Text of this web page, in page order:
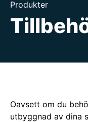
Kontakt
Produkter
Oavsett om du
utbyggnad av dina